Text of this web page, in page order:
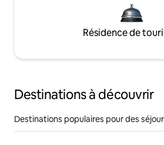
Résidence de
Destinations à découvrir
Destinations populaires pour des